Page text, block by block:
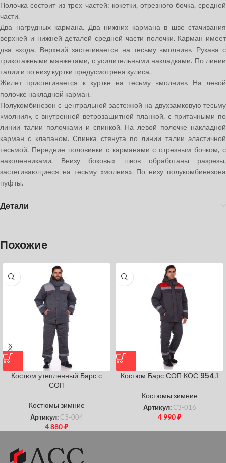
Полочка состоит из трех частей: кокетки, отрезного бочка, средней
части.
Два нагрудных кармана. Два нижних кармана в шве стачивания
верхней и нижней деталей средней части полочки. Карман имеет
два входа. Верхний застегивается на тесьму «молния». Рукава с
трикотажными манжетами, с усилительными накладками. По линии
талии и по низу куртки предусмотрена кулиса.
Жилет пристегивается к куртке на тесьму «молния». На левой
полочке накладной карман.
Полукомбинезон с центральной застежкой на двухзамковую тесьму
«молния», с внутренней ветрозащитной планкой, с притачными по
линии талии полочками и спинкой. На левой полочке накладной
карман с клапаном. Спинка стянута по линии талии эластичной
тесьмой. Передние половинки с карманами с отрезным бочком, с
наколенниками. Внизу боковых швов обработаны разрезы,
застегивающиеся на тесьму «молния». По низу полукомбинезона
пуфты.
Детали
Похожие
Костюм утепленный Барс с
СОП
Костюмы зимние
Артикул: СЗ-004
4 880₽
Костюм Барс СОП КОС 954.1
Костюмы зимние
Артикул: СЗ-016
4 990₽